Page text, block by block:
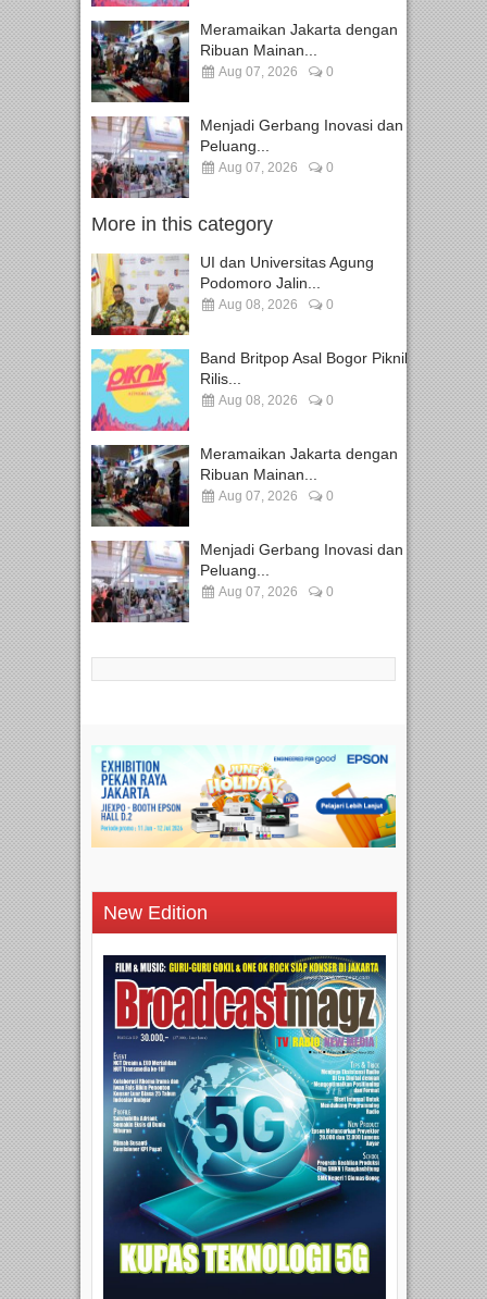
Meramaikan Jakarta dengan
Ribuan Mainan...
Aug 07, 2026 0
Menjadi Gerbang Inovasi dan
Peluang...
Aug 07, 2026 0
More in this category
UI dan Universitas Agung
Podomoro Jalin...
Aug 08, 2026 0
Band Britpop Asal Bogor Piknik
Rilis...
Aug 08, 2026 0
Meramaikan Jakarta dengan
Ribuan Mainan...
Aug 07, 2026 0
Menjadi Gerbang Inovasi dan
Peluang...
Aug 07, 2026 0
New Edition